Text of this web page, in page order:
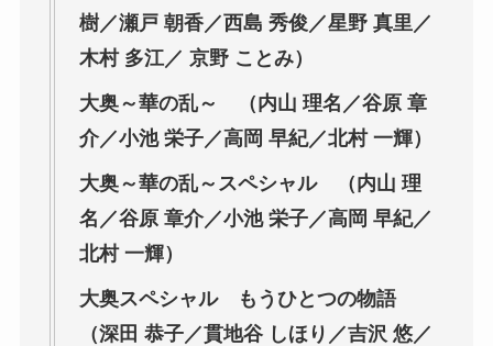
樹／瀬戸 朝香／西島 秀俊／星野 真里／
木村 多江／ 京野 ことみ）
大奥～華の乱～ （内山 理名／谷原 章
介／小池 栄子／高岡 早紀／北村 一輝）
大奥～華の乱～スペシャル （内山 理
名／谷原 章介／小池 栄子／高岡 早紀／
北村 一輝）
大奥スペシャル もうひとつの物語
（深田 恭子／貫地谷 しほり／吉沢 悠／